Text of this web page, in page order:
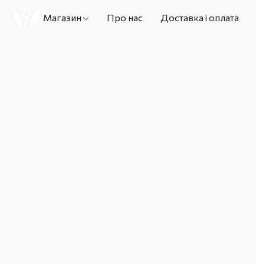
Магазин Про нас Доставка і оплата